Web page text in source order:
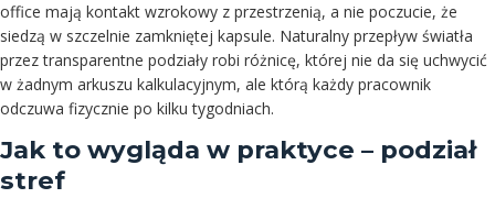
office mają kontakt wzrokowy z przestrzenią, a nie poczucie, że
siedzą w szczelnie zamkniętej kapsule. Naturalny przepływ światła
przez transparentne podziały robi różnicę, której nie da się uchwycić
w żadnym arkuszu kalkulacyjnym, ale którą każdy pracownik
odczuwa fizycznie po kilku tygodniach.
Jak to wygląda w praktyce – podział
stref